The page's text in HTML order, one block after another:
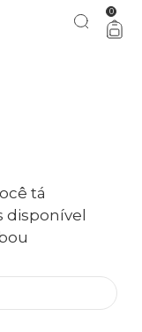
a gente aproveita! 0
tá
disponível